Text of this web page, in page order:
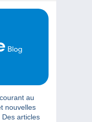
au
nouvelles
Des articles